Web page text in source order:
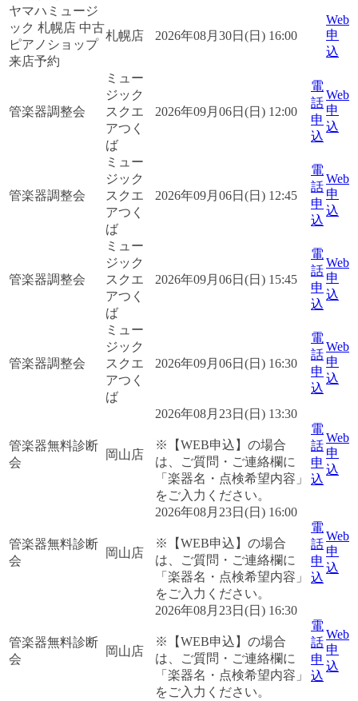
ヤマハミュージ
ック 札幌店 中古
ピアノショップ
来店予約
札幌店 2026年08月30日(日) 16:00
Web
申
込
管楽器調整会
ミュー
ジック
スクエ
アつく
ば
2026年09月06日(日) 12:00
電
話
申
込
Web
申
込
管楽器調整会
ミュー
ジック
スクエ
アつく
ば
2026年09月06日(日) 12:45
電
話
申
込
Web
申
込
管楽器調整会
ミュー
ジック
スクエ
アつく
ば
2026年09月06日(日) 15:45
電
話
申
込
Web
申
込
管楽器調整会
ミュー
ジック
スクエ
アつく
ば
2026年09月06日(日) 16:30
電
話
申
込
Web
申
込
管楽器無料診断
会
岡山店
2026年08月23日(日) 13:30
※【WEB申込】の場合
は、ご質問・ご連絡欄に
「楽器名・点検希望内容」
をご入力ください。
電
話
申
込
Web
申
込
管楽器無料診断
会
岡山店
2026年08月23日(日) 16:00
※【WEB申込】の場合
は、ご質問・ご連絡欄に
「楽器名・点検希望内容」
をご入力ください。
電
話
申
込
Web
申
込
管楽器無料診断
会
岡山店
2026年08月23日(日) 16:30
※【WEB申込】の場合
は、ご質問・ご連絡欄に
「楽器名・点検希望内容」
をご入力ください。
電
話
申
込
Web
申
込